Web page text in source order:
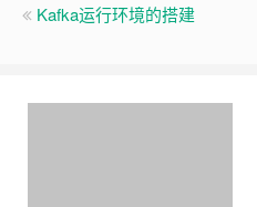
Kafka运行环境的搭建